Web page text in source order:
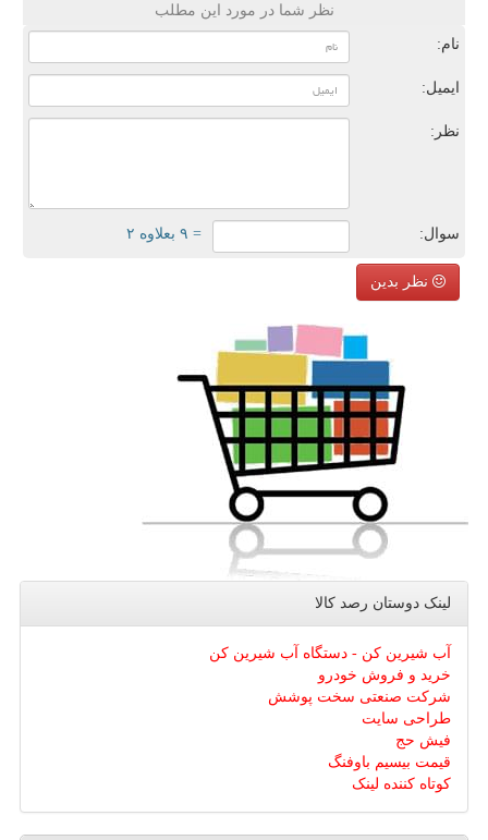
نظر شما در مورد این مطلب
نام:
ایمیل:
نظر:
سوال: = ۹ بعلاوه ۲
نظر بدین
لینک دوستان رصد كالا
آب شیرین کن - دستگاه آب شیرین کن
خرید و فروش خودرو
شرکت صنعتی سخت پوشش
طراحی سایت
فیش حج
قیمت بیسیم باوفنگ
کوتاه کننده لینک